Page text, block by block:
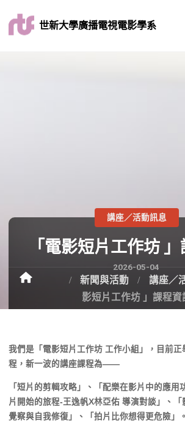
世新大學廣播電視電影學系
「電影短片工作坊
2026-05-04
講座／活動訊息
新聞與活動 講座／
影短片工作坊 」課程資
我們是「電影短片工作坊 工作小組」，目前正
程，新一波的講座課程為——
「短片的剪輯攻略」、「配樂在影片中的應用
片開始的旅程-王逸帆X林亞佑 導演對談」、
覺察與自我修復」、「 拍片比你想得更危險」。